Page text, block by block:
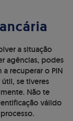
a situação
agências, podes
recuperar o PIN
se tiveres
Não te
válido